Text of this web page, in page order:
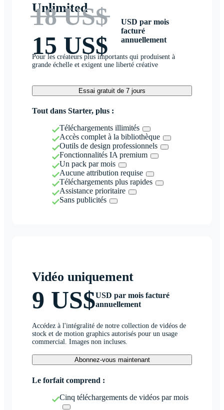
Unlimited
18 US$
15 US$
USD par mois
facturé
annuellement
Pour les créateurs plus importants qui produisent à
grande échelle et exigent une liberté créative
Essai gratuit de 7 jours
Tout dans Starter, plus :
Téléchargements illimités
Accès complet à la bibliothèque
Outils de design professionnels
Fonctionnalités IA premium
Un pack par mois
Aucune attribution requise
Téléchargements plus rapides
Assistance prioritaire
Sans publicités
Vidéo uniquement
9 US$USD par mois facturé
annuellement
Accédez à l'intégralité de notre collection de vidéos de
stock et de motion graphics autorisés pour un usage
commercial. Images non incluses.
Abonnez-vous maintenant
Le forfait comprend :
Cinq téléchargements de vidéos par mois